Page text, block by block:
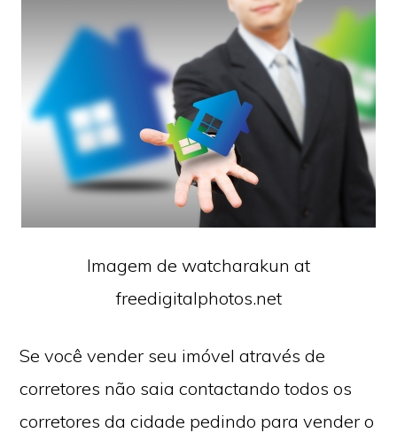
Imagem de watcharakun at
freedigitalphotos.net
Se você vender seu imóvel através de
corretores não saia contactando todos os
corretores da cidade pedindo para vender o